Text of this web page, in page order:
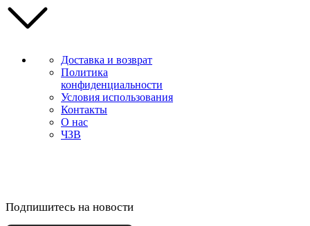
Доставка и возврат
Политика
конфиденциальности
Условия использования
Контакты
О нас
ЧЗВ
Подпишитесь на новости